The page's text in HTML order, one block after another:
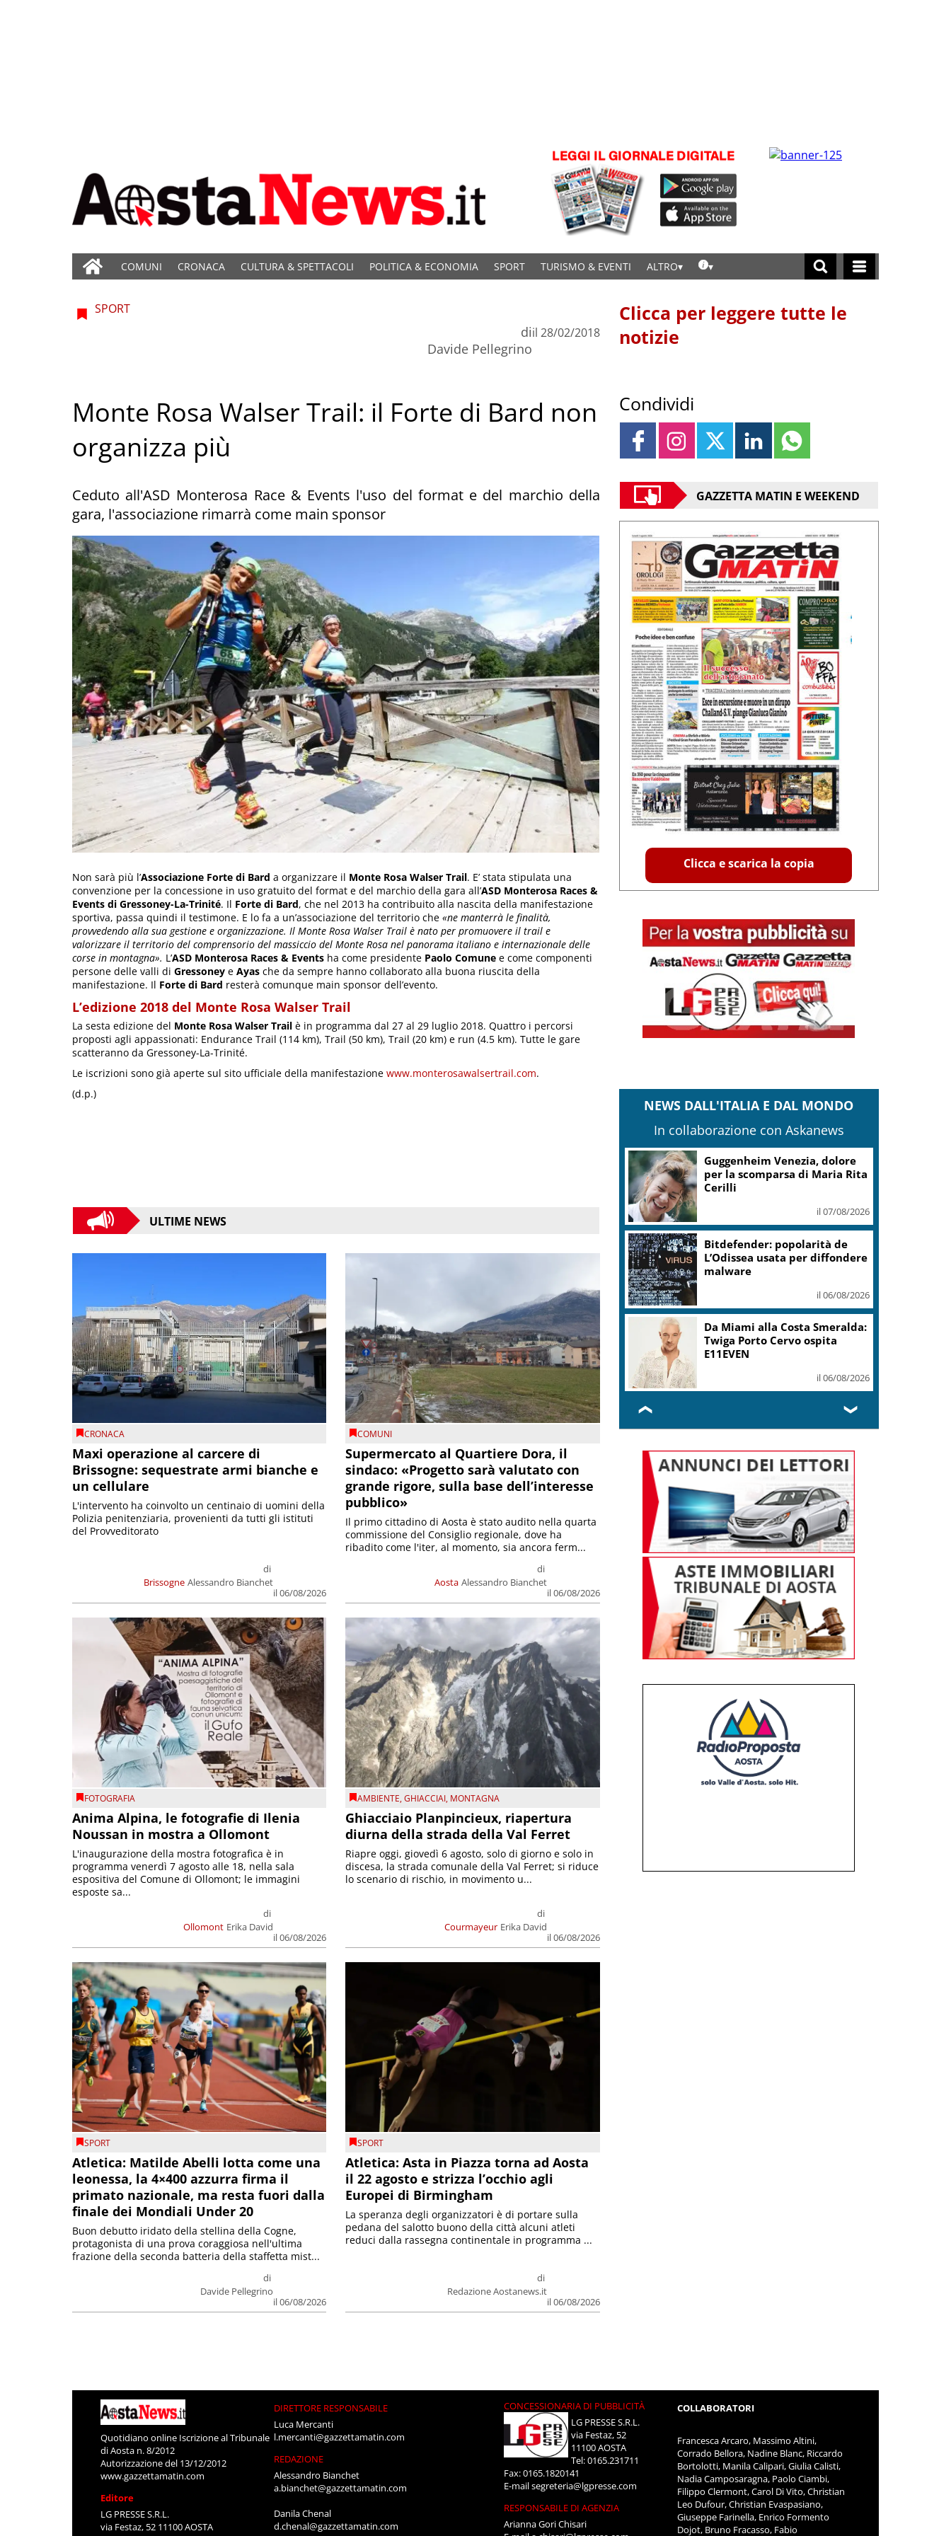
COMUNI CRONACA CULTURA & SPETTACOLI POLITICA & ECONOMIA SPORT TURISMO & EVENTI ALTRO
SPORT
di
Davide Pellegrino
il 28/02/2018
Monte Rosa Walser Trail: il Forte di Bard non
organizza più
Ceduto all'ASD Monterosa Race & Events l'uso del format e del marchio della
gara, l'associazione rimarrà come main sponsor
Non sarà più l’Associazione Forte di Bard a organizzare il Monte Rosa Walser Trail. E’ stata stipulata una
convenzione per la concessione in uso gratuito del format e del marchio della gara all’ASD Monterosa Races &
Events di Gressoney-La-Trinité. Il Forte di Bard, che nel 2013 ha contribuito alla nascita della manifestazione
sportiva, passa quindi il testimone. E lo fa a un’associazione del territorio che «ne manterrà le finalità,
provvedendo alla sua gestione e organizzazione. Il Monte Rosa Walser Trail è nato per promuovere il trail e
valorizzare il territorio del comprensorio del massiccio del Monte Rosa nel panorama italiano e internazionale delle
corse in montagna». L’ASD Monterosa Races & Events ha come presidente Paolo Comune e come componenti
persone delle valli di Gressoney e Ayas che da sempre hanno collaborato alla buona riuscita della
manifestazione. Il Forte di Bard resterà comunque main sponsor dell’evento.
L’edizione 2018 del Monte Rosa Walser Trail
La sesta edizione del Monte Rosa Walser Trail è in programma dal 27 al 29 luglio 2018. Quattro i percorsi
proposti agli appassionati: Endurance Trail (114 km), Trail (50 km), Trail (20 km) e run (4.5 km). Tutte le gare
scatteranno da Gressoney-La-Trinité.
Le iscrizioni sono già aperte sul sito ufficiale della manifestazione www.monterosawalsertrail.com.
(d.p.)
ULTIME NEWS
CRONACA
Maxi operazione al carcere di
Brissogne: sequestrate armi bianche e
un cellulare
Brissogne
di
Alessandro Bianchet
il 06/08/2026
L'intervento ha coinvolto un centinaio di uomini della
Polizia penitenziaria, provenienti da tutti gli istituti
del Provveditorato
COMUNI
Supermercato al Quartiere Dora, il
sindaco: «Progetto sarà valutato con
grande rigore, sulla base dell’interesse
pubblico»
Aosta
di
Alessandro Bianchet
il 06/08/2026
Il primo cittadino di Aosta è stato audito nella quarta
commissione del Consiglio regionale, dove ha
ribadito come l'iter, al momento, sia ancora ferm...
FOTOGRAFIA
Anima Alpina, le fotografie di Ilenia
Noussan in mostra a Ollomont
Ollomont
di
Erika David
il 06/08/2026
L'inaugurazione della mostra fotografica è in
programma venerdì 7 agosto alle 18, nella sala
espositiva del Comune di Ollomont; le immagini
esposte sa...
AMBIENTE,GHIACCIAI, MONTAGNA
Ghiacciaio Planpincieux, riapertura
diurna della strada della Val Ferret
Courmayeur
di
Erika David
il 06/08/2026
Riapre oggi, giovedì 6 agosto, solo di giorno e solo in
discesa, la strada comunale della Val Ferret; si riduce
lo scenario di rischio, in movimento u...
SPORT
Atletica: Matilde Abelli lotta come una
leonessa, la 4×400 azzurra firma il
primato nazionale, ma resta fuori dalla
finale dei Mondiali Under 20
di
Davide Pellegrino
il 06/08/2026
Buon debutto iridato della stellina della Cogne,
protagonista di una prova coraggiosa nell'ultima
frazione della seconda batteria della staffetta mist...
SPORT
Atletica: Asta in Piazza torna ad Aosta
il 22 agosto e strizza l’occhio agli
Europei di Birmingham
di
Redazione Aostanews.it
il 06/08/2026
La speranza degli organizzatori è di portare sulla
pedana del salotto buono della città alcuni atleti
reduci dalla rassegna continentale in programma ...
Clicca per leggere tutte le
notizie
Condividi
GAZZETTA MATIN E WEEKEND
Clicca e scarica la copia
NEWS DALL'ITALIA E DAL MONDO
In collaborazione con Askanews
Guggenheim Venezia, dolore
per la scomparsa di Maria Rita
Cerilli
il 07/08/2026
Bitdefender: popolarità de
L’Odissea usata per diffondere
malware
il 06/08/2026
Da Miami alla Costa Smeralda:
Twiga Porto Cervo ospita
E11EVEN
il 06/08/2026
❮ ❯
Quotidiano online Iscrizione al Tribunale
di Aosta n. 8/2012
Autorizzazione del 13/12/2012
www.gazzettamatin.com
Editore
LG PRESSE S.R.L.
via Festaz, 52 11100 AOSTA
DIRETTORE RESPONSABILE
Luca Mercanti
l.mercanti@gazzettamatin.com
REDAZIONE
Alessandro Bianchet
a.bianchet@gazzettamatin.com
Danila Chenal
d.chenal@gazzettamatin.com
CONCESSIONARIA DI PUBBLICITÀ
LG PRESSE S.R.L.
via Festaz, 52
11100 AOSTA
Tel: 0165.231711
Fax: 0165.1820141
E-mailsegreteria@lgpresse.com
RESPONSABILE DI AGENZIA
Arianna Gori Chisari
COLLABORATORI
Francesca Arcaro, Massimo Altini,
Corrado Bellora, Nadine Blanc, Riccardo
Bortolotti, Manila Calipari, Giulia Calisti,
Nadia Camposaragna, Paolo Ciambi,
Filippo Clermont, Carol Di Vito, Christian
Leo Dufour, Christian Evaspasiano,
Giuseppe Farinella, Enrico Formento
Dojot, Bruno Fracasso, Fabio